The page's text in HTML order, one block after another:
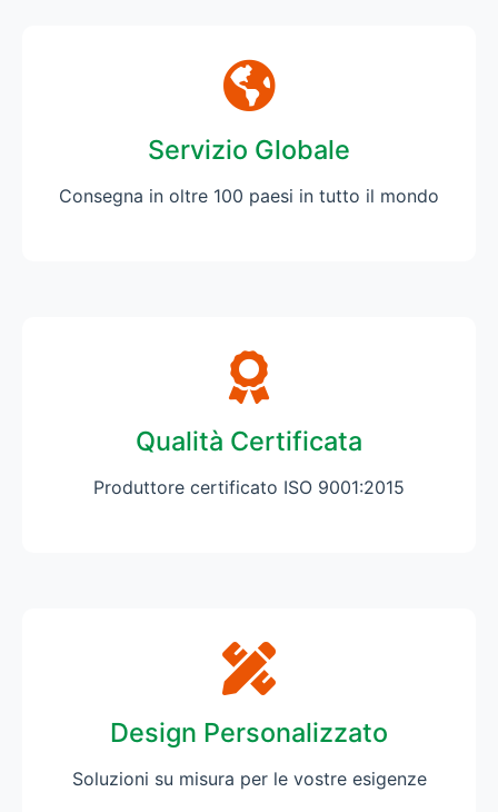
Servizio Globale
Consegna in oltre 100 paesi in tutto il mondo
Qualità Certificata
Produttore certificato ISO 9001:2015
Design Personalizzato
Soluzioni su misura per le vostre esigenze